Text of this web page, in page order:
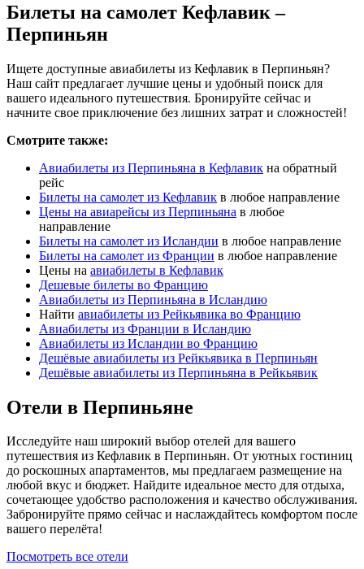
Билеты на самолет Кефлавик –
Перпиньян
Ищете доступные авиабилеты из Кефлавик в Перпиньян?
Наш сайт предлагает лучшие цены и удобный поиск для
вашего идеального путешествия. Бронируйте сейчас и
начните свое приключение без лишних затрат и сложностей!
Смотрите также:
Авиабилеты из Перпиньяна в Кефлавик на обратный
рейс
Билеты на самолет из Кефлавик в любое направление
Цены на авиарейсы из Перпиньяна в любое
направление
Билеты на самолет из Исландии в любое направление
Билеты на самолет из Франции в любое направление
Цены на авиабилеты в Кефлавик
Дешевые билеты во Францию
Авиабилеты из Перпиньяна в Исландию
Найти авиабилеты из Рейкьявика во Францию
Авиабилеты из Франции в Исландию
Авиабилеты из Исландии во Францию
Дешёвые авиабилеты из Рейкьявика в Перпиньян
Дешёвые авиабилеты из Перпиньяна в Рейкьявик
Отели в Перпиньяне
Исследуйте наш широкий выбор отелей для вашего
путешествия из Кефлавик в Перпиньян. От уютных гостиниц
до роскошных апартаментов, мы предлагаем размещение на
любой вкус и бюджет. Найдите идеальное место для отдыха,
сочетающее удобство расположения и качество обслуживания.
Забронируйте прямо сейчас и наслаждайтесь комфортом после
вашего перелёта!
Посмотреть все отели